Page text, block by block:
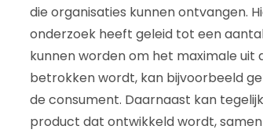
die organisaties kunnen ontvangen.
onderzoek heeft geleid tot een
kunnen worden om het maximale
betrokken wordt, kan bijvoorbeeld
de consument. Daarnaast kan
product dat ontwikkeld wordt,